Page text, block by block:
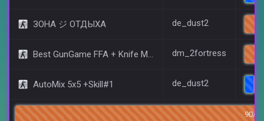
ЗОНА ジ ОТДЫХА de_dust2
Best GunGame FFA + Knife MOD(+18) dm_2fortress
AutoMix 5x5 +Skill#1 de_dust2
90/